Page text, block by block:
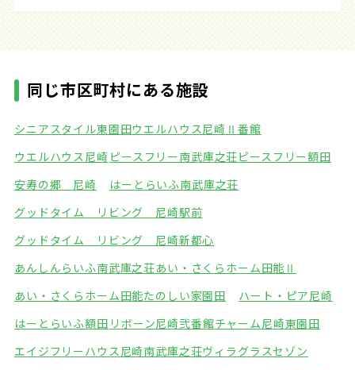
同じ市区町村にある施設
シニアスタイル東園田ウエルハウス尼崎Ⅱ番館
ウエルハウス尼崎 ピースフリー南武庫之荘ピースフリー額田
安寿の郷 尼崎
はーとらいふ南武庫之荘
グッドタイム リビング 尼崎駅前
グッドタイム リビング 尼崎新都心
あんしんらいふ南武庫之荘あい・さくらホーム田能Ⅱ
あい・さくらホーム田能たのしい家園田
ハート・ピア尼崎
はーとらいふ額田 リボーン尼崎弐番館チャーム尼崎東園田
エイジフリーハウス尼崎南武庫之荘ヴィラグラスセゾン